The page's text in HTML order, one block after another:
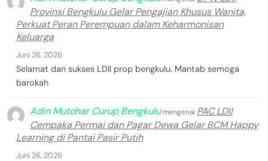
Provinsi Bengkulu Gelar Pengajian Khusus Wanita,
Perkuat Peran Perempuan dalam Keharmonisan
Keluarga
Juni 26, 2026
Selamat dan sukses LDII prop bengkulu. Mantab semoga
barokah
Adin Mutohar Curup Bengkulumengenai PAC LDII
Cempaka Permai dan Pagar Dewa Gelar BCM Happy
Learning di Pantai Pasir Putih
Juni 26, 2026